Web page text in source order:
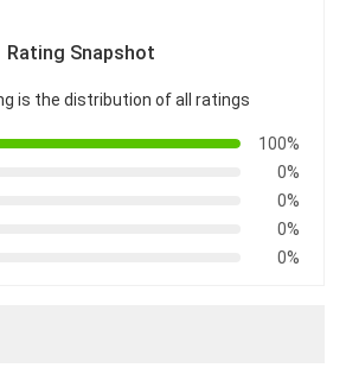
Rating Snapshot
is the distribution of all ratings
100%
0%
0%
0%
0%